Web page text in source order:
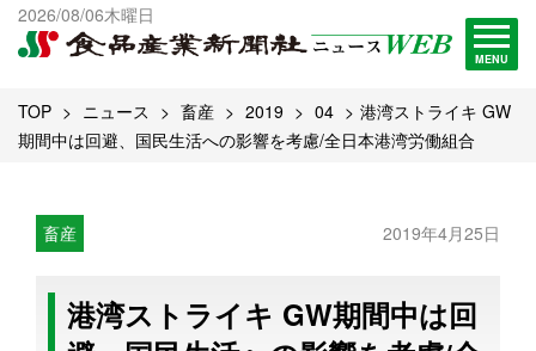
2026/08/06木曜日
MENU
出版物一覧へ
試読・購読申し込み
TOP ニュース 畜産 2019 04
港湾ストライキ GW
期間中は回避、国民生活への影響を考慮/全日本港湾労働組合
畜産 2019年4月25日
港湾ストライキ GW期間中は回